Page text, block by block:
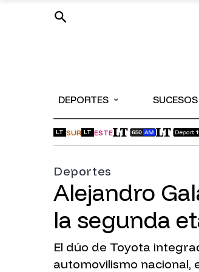
DEPORTES ⌄ SUCESOS
LT SUR LT ESTE
Deportes
Alejandro
la segunda
El dúo de Toyota
automovilismo nacional,